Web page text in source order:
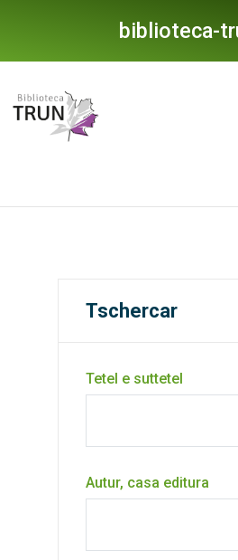
biblioteca-
Tschercar
Tetel e suttetel
Autur, casa editura